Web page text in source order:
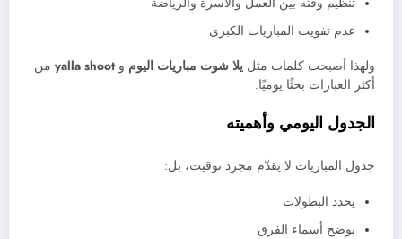
عدم تفويت المباريات الكبرى
ولهذا أصبحت كلمات مثل يلا شوت مباريات اليوم وyalla shoot من
أكثر العبارات بحثًا يوميًا.
الجدول اليومي وأهميته
جدول المباريات لا يقدّم مجرد توقيت، بل:
يحدد البطولات
يوضح أسماء الفرق